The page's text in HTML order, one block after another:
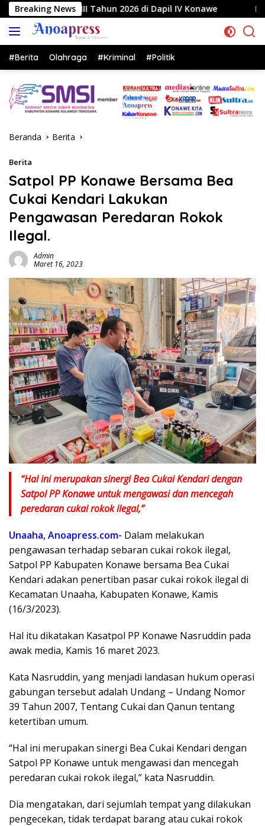
Langsung
ke
konten
Breaking News
2026 di Dapil IV Konawe Reses di Labela,
#Berita Olahraga #Kriminal #Politik
Beranda Berita
Berita
Satpol PP Konawe Bersama Bea
Cukai Kendari Lakukan
Pengawasan Peredaran Rokok
Ilegal.
Admin
Maret 16, 2023
“Hal ini merupakan sinergi Bea Cukai Kendari dengan
Satpol PP Konawe untuk mengawasi dan mencegah
peredaran cukai rokok ilegal,”
Unaaha, Anoapress.com- Dalam melakukan
pengawasan terhadap sebaran cukai rokok ilegal,
Satpol PP Kabupaten Konawe bersama Bea Cukai
Kendari adakan penertiban pasar cukai rokok ilegal di
Kecamatan Unaaha, Kabupaten Konawe, Kamis
(16/3/2023).
Hal itu dikatakan Kasatpol PP Konawe Nasruddin pada
awak media, Kamis 16 maret 2023.
Kata Nasruddin, yang menjadi landasan hukum operasi
gabungan tersebut adalah Undang – Undang Nomor
39 Tahun 2007, Tentang Cukai dan Qanun tentang
ketertiban umum.
“Hal ini merupakan sinergi Bea Cukai Kendari dengan
Satpol PP Konawe untuk mengawasi dan mencegah
peredaran cukai rokok ilegal,” kata Nasruddin.
Dia mengatakan, dari sejumlah tempat yang dilakukan
pengecekan, tidak terdapat barang atau cukai rokok